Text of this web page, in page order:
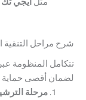
شرح مراحل التنقية
تتكامل المنظومة
لضمان أقصى حماية
مرحلة الترشيح